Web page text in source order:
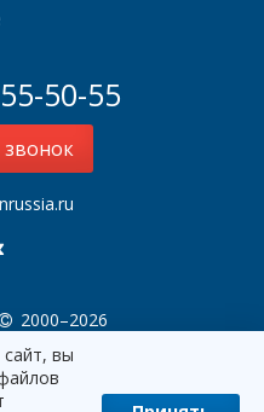
50-55
звонок
2000–2026
вы